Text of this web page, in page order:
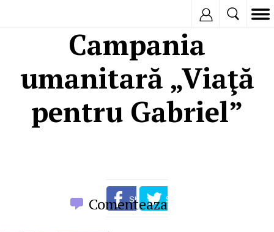
Campania
umanitară „Viaţă
pentru Gabriel”
Comenteaza